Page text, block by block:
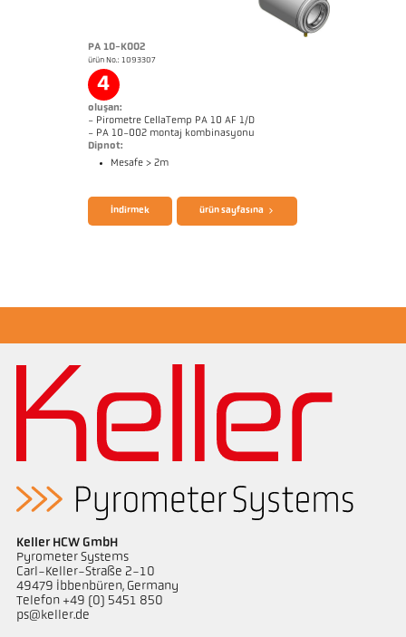
PA 10-K002
ürün No.: 1093307
4
oluşan:
- Pirometre CellaTemp PA 10 AF 1/D
- PA 10-002 montaj kombinasyonu
Dipnot:
Mesafe > 2m
Boyutçizim PA 10-K002
İndirmek ürün sayfasına
Keller HCW GmbH
Pyrometer Systems
Carl-Keller-Straße 2-10
49479 Ibbenbüren, Germany
Telefon +49 (0) 5451 850
ps@keller.de